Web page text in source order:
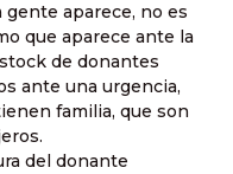
aparece, no es
que aparece ante la
de donantes
ante una urgencia,
familia, que son
del donante